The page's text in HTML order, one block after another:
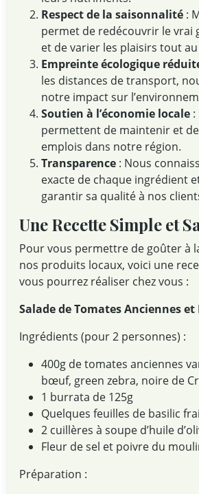
Respect de la saisonnalité :
permet de redécouvrir le vrai
et de varier les plaisirs tout au
Empreinte écologique
les distances de transport,
notre impact sur
Soutien à l’économie locale
permettent de maintenir et
emplois dans notre région.
Transparence : Nous
exacte de chaque ingrédient
garantir sa qualité à nos
Une Recette Simple et
Pour vous permettre de goûter à
nos produits locaux, voici une
vous pourrez réaliser chez vous :
Salade de Tomates Anciennes
Ingrédients (pour 2 personnes) :
400g de tomates anciennes
bœuf, green zebra, noire de
1 burrata de 125g
Quelques feuilles de basilic
2 cuillères à soupe d’huile
Fleur de sel et poivre du
Préparation :